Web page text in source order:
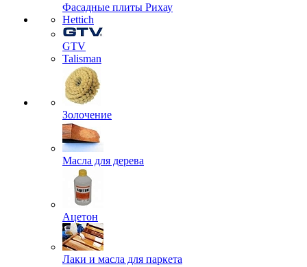
Фасадные плиты Рихау
Hettich
GTV
Talisman
Золочение
Масла для дерева
Ацетон
Лаки и масла для паркета